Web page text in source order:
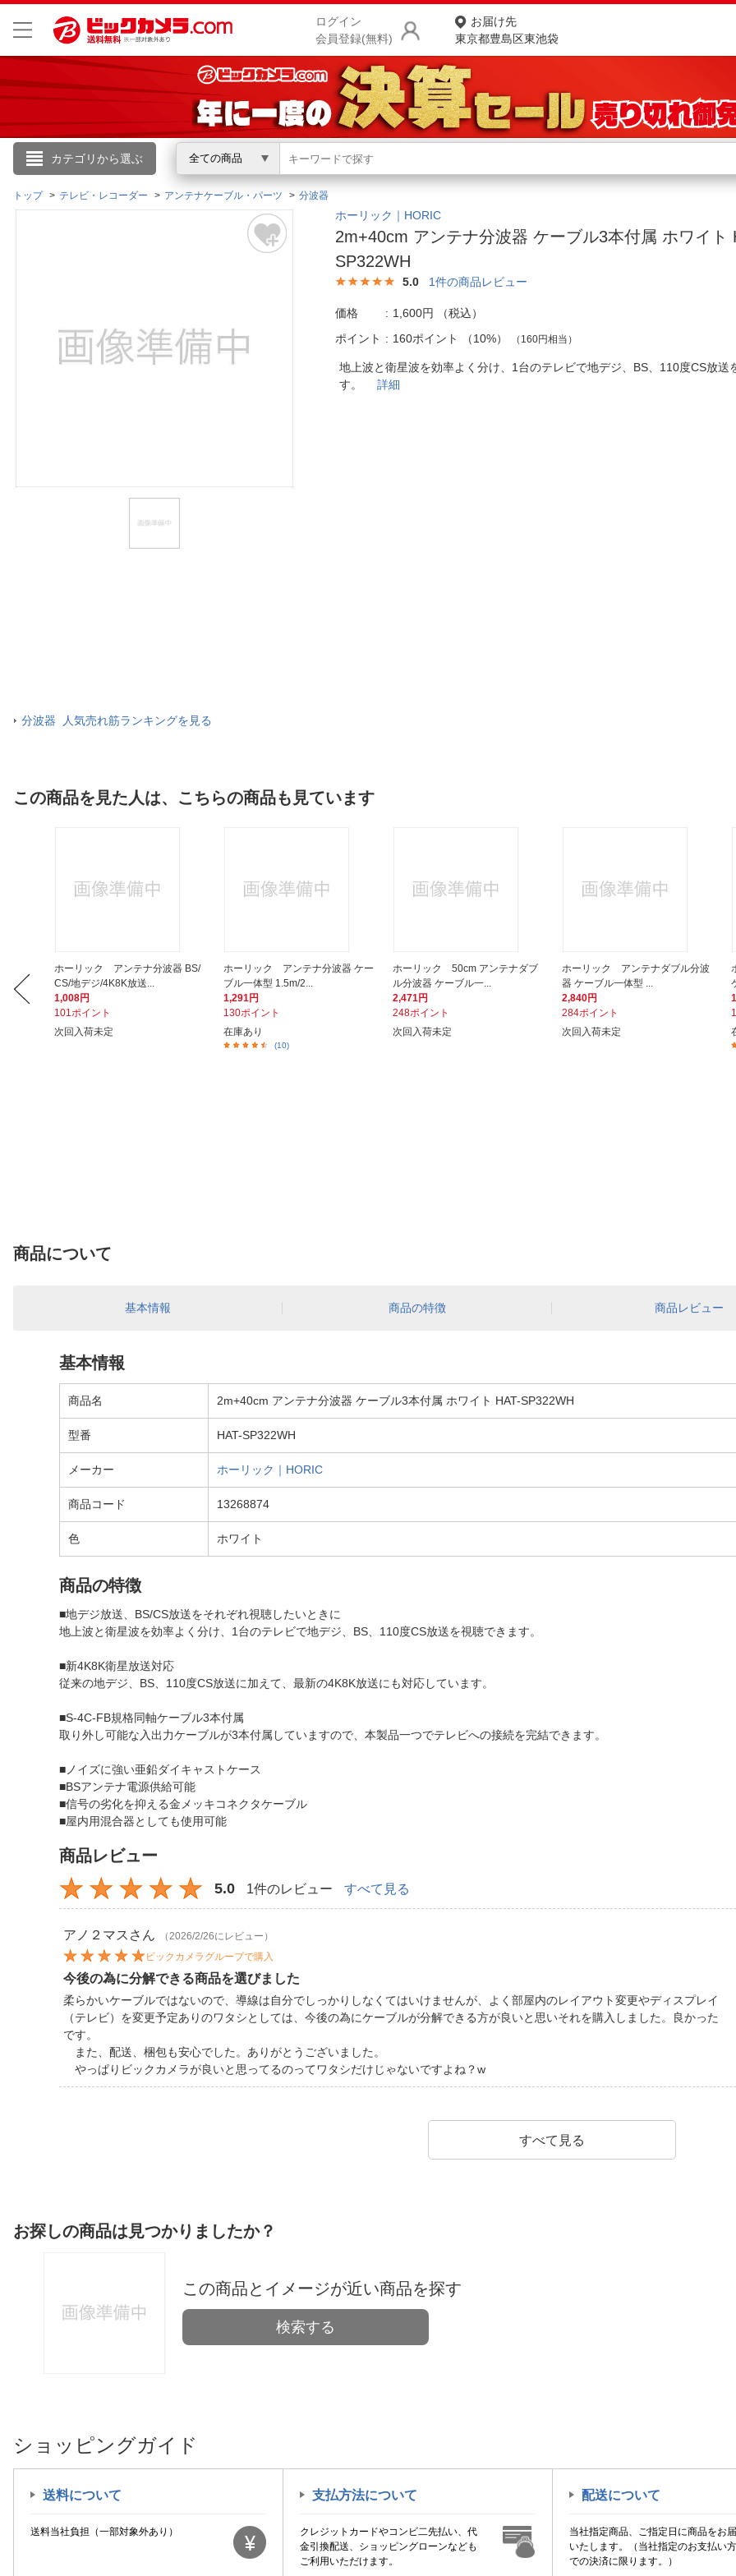
ログイン
会員登録(無料)
お届け先
東京都豊島区東池袋
カテゴリから選ぶ 全ての商品
こんにちは
ログイン
閲覧履歴
商品をさがす
ランキングからさがす
カテゴリ一覧からさがす
お客様サポート
ご利用ガイド
よくある質問・お問合せ
トップ テレビ・レコーダー アンテナケーブル・パーツ 分波器
ホーリック｜HORIC
2m+40cm アンテナ分波器 ケーブル3本付属 ホワイト
SP322WH
5.0 1件の商品レビュー
価格 1,600円
（税込）
ポイント
160ポイント （10%） （160円相当）
地上波と衛星波を効率よく分け、1台のテレビで地デジ、BS、110度CS放送
す。詳細
分波器 人気売れ筋ランキングを見る
この商品を見た人は、こちらの商品も見ています
ホーリック アンテナ分波器 BS/
CS/地デジ/4K8K放送...
1,008円
101ポイント
次回入荷未定
ホーリック アンテナ分波器 ケー
ブル一体型 1.5m/2...
1,291円
130ポイント
在庫あり
(10)
ホーリック 50cm アンテナダブ
ル分波器 ケーブル一...
2,471円
248ポイント
次回入荷未定
ホーリック アンテナダブル分波
器 ケーブル一体型 ...
2,840円
284ポイント
次回入荷未定
商品について
基本情報 商品の特徴 商品レビュー
基本情報
商品名 2m+40cm アンテナ分波器 ケーブル3本付属 ホワイト HAT-SP322WH
型番 HAT-SP322WH
メーカー ホーリック｜HORIC
商品コード 13268874
色 ホワイト
商品の特徴
■地デジ放送、BS/CS放送をそれぞれ視聴したいときに
地上波と衛星波を効率よく分け、1台のテレビで地デジ、BS、110度CS放送を視聴できます。
■新4K8K衛星放送対応
従来の地デジ、BS、110度CS放送に加えて、最新の4K8K放送にも対応しています。
■S-4C-FB規格同軸ケーブル3本付属
取り外し可能な入出力ケーブルが3本付属していますので、本製品一つでテレビへの接続を完結できます。
■ノイズに強い亜鉛ダイキャストケース
■BSアンテナ電源供給可能
■信号の劣化を抑える金メッキコネクタケーブル
■屋内用混合器としても使用可能
商品レビュー
5.0 1件のレビュー すべて見る
アノ２マス さん
（2026/2/26にレビュー）
ビックカメラグループで購入
今後の為に分解できる商品を選びました
柔らかいケーブルではないので、導線は自分でしっかりしなくてはいけませんが、よく部屋内のレイアウト変更やディスプレイ
（テレビ）を変更予定ありのワタシとしては、今後の為にケーブルが分解できる方が良いと思いそれを購入しました。良かった
です。
また、配送、梱包も安心でした。ありがとうございました。
やっぱりビックカメラが良いと思ってるのってワタシだけじゃないですよね？w
すべて見る
お探しの商品は見つかりましたか？
この商品とイメージが近い商品を探す
検索する
ショッピングガイド
送料について
送料当社負担（一部対象外あり）
支払方法について
クレジットカードやコンビ二先払い、代
金引換配送、ショッピングローンなども
ご利用いただけます。
配送について
当社指定商品、ご指定日に商品をお
いたします。（当社指定のお支払い
での決済に限ります。）